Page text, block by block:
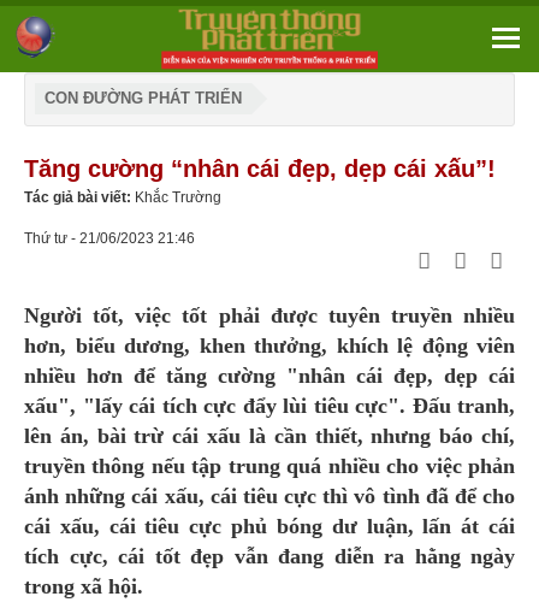
CON ĐƯỜNG PHÁT TRIỂN
Tăng cường “nhân cái đẹp, dẹp cái xấu”!
Tác giả bài viết: Khắc Trường
Thứ tư - 21/06/2023 21:46
Người tốt, việc tốt phải được tuyên truyền nhiều
hơn, biểu dương, khen thưởng, khích lệ động viên
nhiều hơn để tăng cường "nhân cái đẹp, dẹp cái
xấu", "lấy cái tích cực đẩy lùi tiêu cực". Đấu tranh,
lên án, bài trừ cái xấu là cần thiết, nhưng báo chí,
truyền thông nếu tập trung quá nhiều cho việc phản
ánh những cái xấu, cái tiêu cực thì vô tình đã để cho
cái xấu, cái tiêu cực phủ bóng dư luận, lấn át cái
tích cực, cái tốt đẹp vẫn đang diễn ra hằng ngày
trong xã hội.